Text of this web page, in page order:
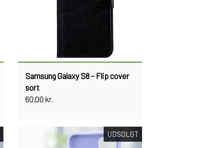
Samsung Galaxy S8 - Flip cover
sort
60,00 kr.
UDSOLGT